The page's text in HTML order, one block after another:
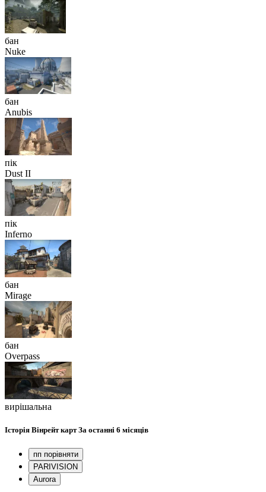
бан
Nuke
бан
Anubis
пік
Dust II
пік
Inferno
бан
Mirage
бан
Overpass
вирішальна
Історія Вінрейт картЗа останні 6 місяців
пп порівняти
PARIVISION
Aurora